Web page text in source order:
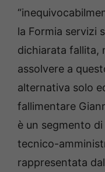
la Formia servizi
dichiarata fallita,
assolvere a
alternativa solo
fallimentare
è un segmento
tecnico-
rappresentata